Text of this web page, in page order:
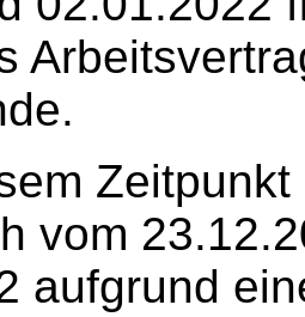
vom
aufgrund